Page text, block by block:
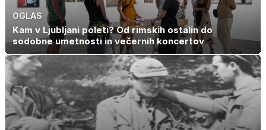
OGLAS
Kam v Ljubljani poleti? Od rimskih ostalin do
sodobne umetnosti in večernih koncertov